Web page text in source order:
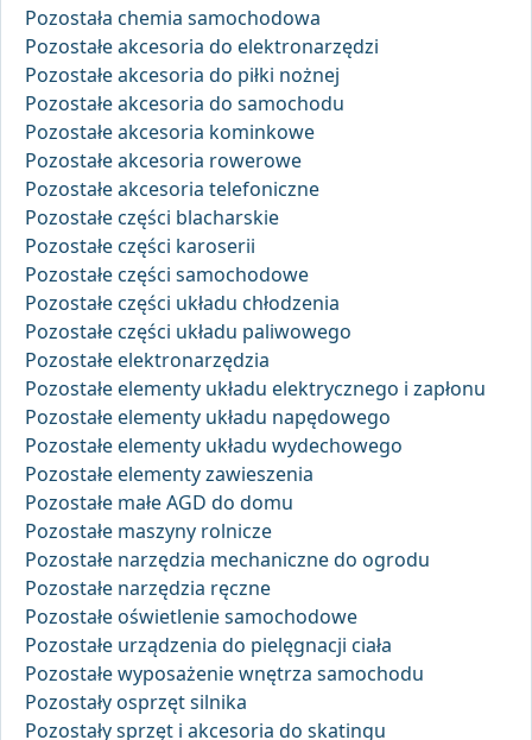
Pozostała chemia samochodowa
Pozostałe akcesoria do elektronarzędzi
Pozostałe akcesoria do piłki nożnej
Pozostałe akcesoria do samochodu
Pozostałe akcesoria kominkowe
Pozostałe akcesoria rowerowe
Pozostałe akcesoria telefoniczne
Pozostałe części blacharskie
Pozostałe części karoserii
Pozostałe części samochodowe
Pozostałe części układu chłodzenia
Pozostałe części układu paliwowego
Pozostałe elektronarzędzia
Pozostałe elementy układu elektrycznego i zapłonu
Pozostałe elementy układu napędowego
Pozostałe elementy układu wydechowego
Pozostałe elementy zawieszenia
Pozostałe małe AGD do domu
Pozostałe maszyny rolnicze
Pozostałe narzędzia mechaniczne do ogrodu
Pozostałe narzędzia ręczne
Pozostałe oświetlenie samochodowe
Pozostałe urządzenia do pielęgnacji ciała
Pozostałe wyposażenie wnętrza samochodu
Pozostały osprzęt silnika
Pozostały sprzęt i akcesoria do skatingu